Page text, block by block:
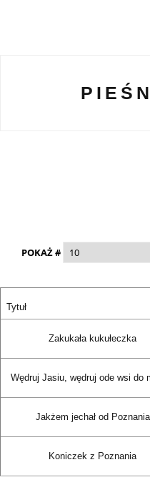
POKAŻ #
Tytuł
Zakukała kukułeczka
Wędruj Jasiu, wędruj ode wsi do
Jakżem jechał od Poznania
Koniczek z Poznania